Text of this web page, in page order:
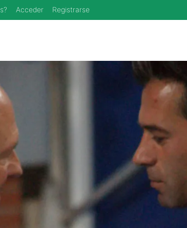
Acceder Registrarse